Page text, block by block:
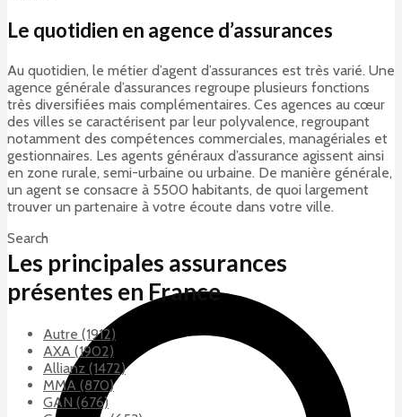
Le quotidien en agence d’assurances
Au quotidien, le métier d’agent d’assurances est très varié. Une
agence générale d’assurances regroupe plusieurs fonctions
très diversifiées mais complémentaires. Ces agences au cœur
des villes se caractérisent par leur polyvalence, regroupant
notamment des compétences commerciales, managériales et
gestionnaires. Les agents généraux d’assurance agissent ainsi
en zone rurale, semi-urbaine ou urbaine. De manière générale,
un agent se consacre à 5500 habitants, de quoi largement
trouver un partenaire à votre écoute dans votre ville.
Search
Les principales assurances
présentes en France
Autre (1912)
AXA (1902)
Allianz (1472)
MMA (870)
GAN (676)